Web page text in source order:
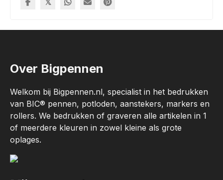
Over Bigpennen
Welkom bij Bigpennen.nl, specialist in het bedrukken
van BIC® pennen, potloden, aanstekers, markers en
rollers. We bedrukken of graveren alle artikelen in 1
of meerdere kleuren in zowel kleine als grote
oplages.